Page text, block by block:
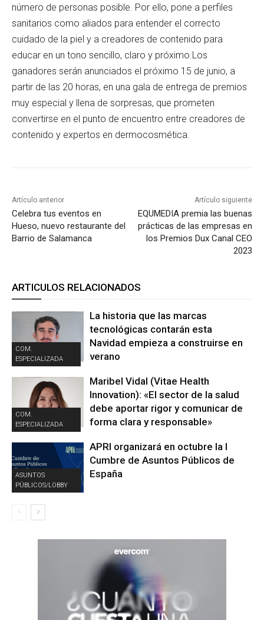
número de personas posible. Por ello, pone a perfiles
sanitarios como aliados para entender el correcto
cuidado de la piel y a creadores de contenido para
educar en un tono sencillo, claro y próximo.Los
ganadores serán anunciados el próximo 15 de junio, a
partir de las 20 horas, en una gala de entrega de premios
muy especial y llena de sorpresas, que prometen
convertirse en el punto de encuentro entre creadores de
contenido y expertos en dermocosmética.
Artículo anterior
Celebra tus eventos en
Hueso, nuevo restaurante del
Barrio de Salamanca
Artículo siguiente
EQUMEDIA premia las buenas
prácticas de las empresas en
los Premios Dux Canal CEO
2023
ARTICULOS RELACIONADOS
COM.
ESPECIALIZADA
La historia que las marcas
tecnológicas contarán esta
Navidad empieza a construirse en
verano
COM.
ESPECIALIZADA
Maribel Vidal (Vitae Health
Innovation): «El sector de la salud
debe aportar rigor y comunicar de
forma clara y responsable»
ASUNTOS
PÚBLICOS/LOBBY
APRI organizará en octubre la I
Cumbre de Asuntos Públicos de
España